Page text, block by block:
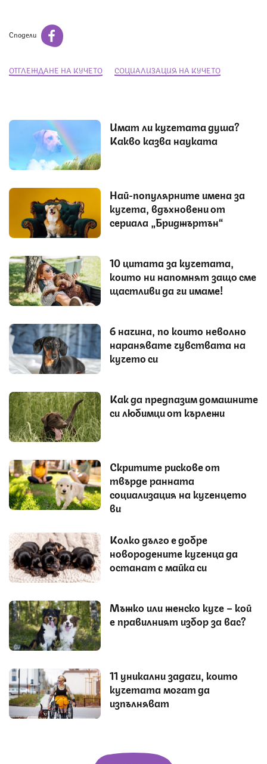
Сподели
ОТГЛЕЖДАНЕ НА КУЧЕТО СОЦИАЛИЗАЦИЯ НА КУЧЕТО
Имат ли кучетата душа?
Какво казва науката
Най-популярните имена за
кучета, вдъхновени от
сериала „Бриджъртън“
10 цитата за кучетата,
които ни напомнят защо сме
щастливи да ги имаме!
6 начина, по които неволно
наранявате чувствата на
кучето си
Как да предпазим домашните
си любимци от кърлежи
Скритите рискове от
твърде ранната
социализация на кученцето
ви
Колко дълго е добре
новородените кученца да
останат с майка си
Мъжко или женско куче – кой
е правилният избор за вас?
11 уникални задачи, които
кучетата могат да
изпълняват